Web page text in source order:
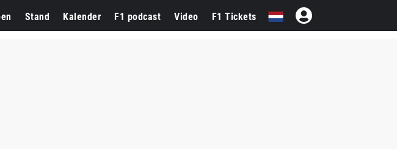
Stand Kalender F1 podcast Video F1 Tickets